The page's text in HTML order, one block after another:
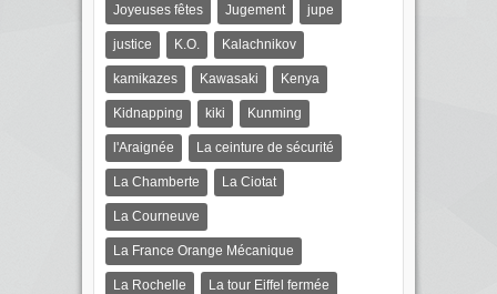
Joyeuses fêtes Jugement jupe
justice K.O. Kalachnikov
kamikazes Kawasaki Kenya
Kidnapping kiki Kunming
l'Araignée La ceinture de sécurité
La Chamberte La Ciotat
La Courneuve
La France Orange Mécanique
La Rochelle La tour Eiffel fermée